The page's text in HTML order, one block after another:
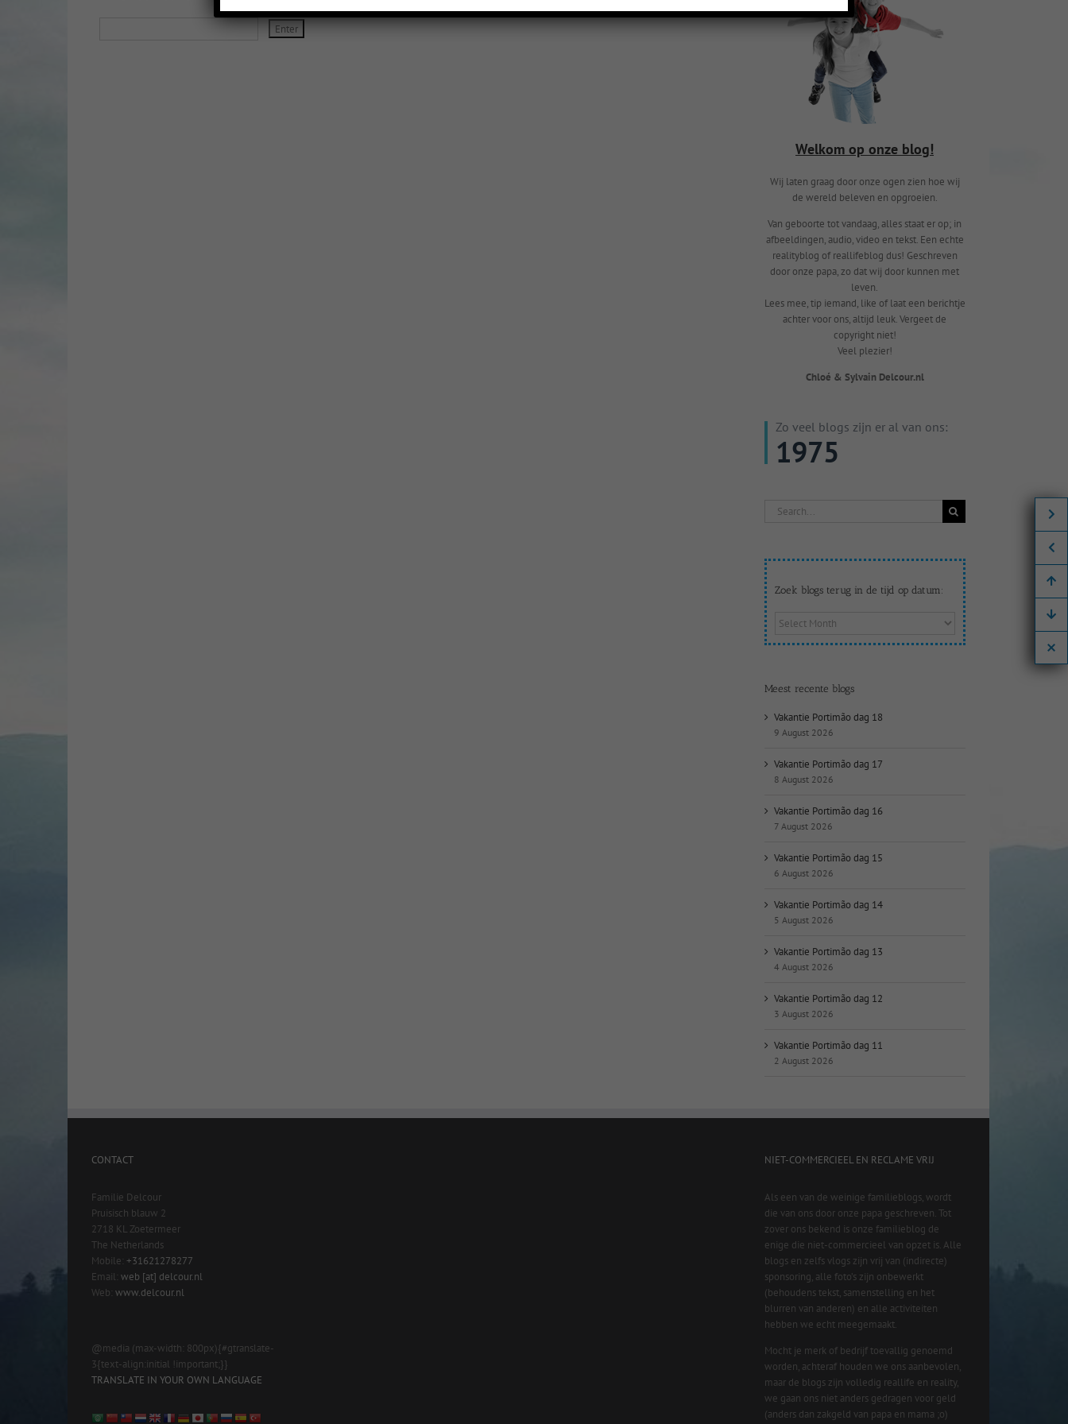
Welkom op onze blog!
Wij laten graag door onze ogen zien hoe wij
de wereld beleven en opgroeien.
Van geboorte tot vandaag, alles staat er op; in
afbeeldingen, audio, video en tekst. Een echte
realityblog of reallifeblog dus! Geschreven
door onze papa, zo dat wij door kunnen met
leven.
Lees mee, tip iemand, like of laat een berichtje
achter voor ons, altijd leuk. Vergeet de
copyright niet!
Veel plezier!
Chloé & Sylvain Delcour.nl
Zo veel blogs zijn er al van ons:
1975
Search
Zoek blogs terug in de tijd op datum:
Zoek
op
datum:
Meest recente blogs
Vakantie Portimão dag 18
9 August 2026
Vakantie Portimão dag 17
8 August 2026
Vakantie Portimão dag 16
7 August 2026
Vakantie Portimão dag 15
6 August 2026
Vakantie Portimão dag 14
5 August 2026
Vakantie Portimão dag 13
4 August 2026
Vakantie Portimão dag 12
3 August 2026
Vakantie Portimão dag 11
2 August 2026
CONTACT
Familie Delcour
Pruisisch blauw 2
2718 KL Zoetermeer
The Netherlands
Mobile: +31621278277
Email: web [at] delcour.nl
Web: www.delcour.nl
@media (max-width: 800px){#gtranslate-
3{text-align:initial !important;}}
TRANSLATE IN YOUR OWN LANGUAGE
NIET-COMMERCIEEL EN RECLAME VRIJ
Als een van de weinige familieblogs, wordt
die van ons door onze papa geschreven. Tot
zover ons bekend is onze familieblog de
enige die niet-commercieel van opzet is. Alle
blogs en zelfs vlogs zijn vrij van (indirecte)
sponsoring, alle foto’s zijn onbewerkt
(behoudens tekst, samenstelling en het
blurren van anderen) en alle activiteiten
hebben we echt meegemaakt.
Mocht je merk of bedrijf toevallig genoemd
worden, achteraf houden we ons aanbevolen,
maar de blogs zijn volledig reallife en reality,
we gaan ons niet anders gedragen voor geld
(anders dan zakgeld van papa en mama ;o)